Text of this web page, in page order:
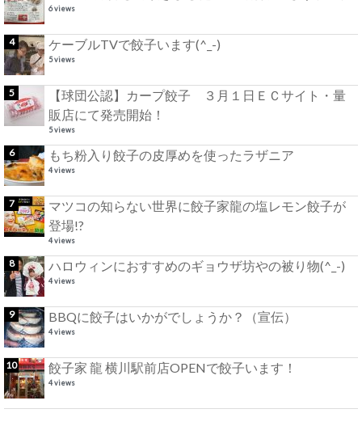
6 views
ケーブルTVで餃子います(^_-)
5 views
【球団公認】カープ餃子 ３月１日ＥＣサイト・量
販店にて発売開始！
5 views
もち粉入り餃子の皮厚めを使ったラザニア
4 views
マツコの知らない世界に餃子家龍の塩レモン餃子が
登場!?
4 views
ハロウィンにおすすめのギョウザ坊やの被り物(^_-)
4 views
BBQに餃子はいかがでしょうか？（宣伝）
4 views
餃子家 龍 横川駅前店OPENで餃子います！
4 views